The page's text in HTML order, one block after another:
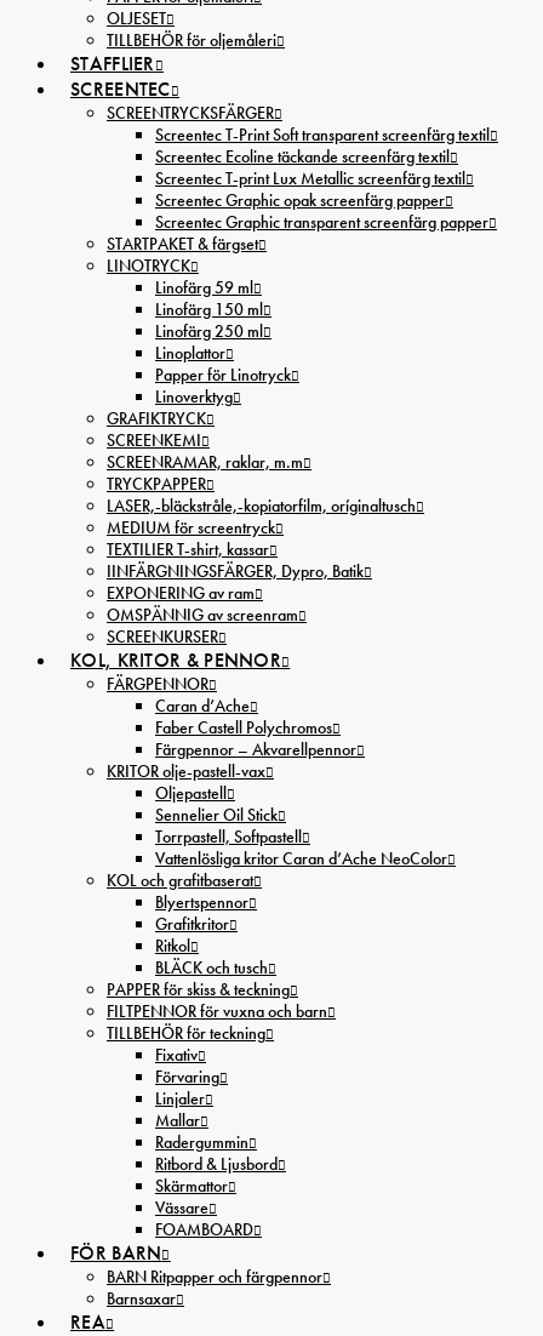
OLJESET
TILLBEHÖR för oljemåleri
STAFFLIER
SCREENTEC
SCREENTRYCKSFÄRGER
Screentec T-Print Soft transparent screenfärg textil
Screentec Ecoline täckande screenfärg textil
Screentec T-print Lux Metallic screenfärg textil
Screentec Graphic opak screenfärg papper
Screentec Graphic transparent screenfärg papper
STARTPAKET & färgset
LINOTRYCK
Linofärg 59 ml
Linofärg 150 ml
Linofärg 250 ml
Linoplattor
Papper för Linotryck
Linoverktyg
GRAFIKTRYCK
SCREENKEMI
SCREENRAMAR, raklar, m.m
TRYCKPAPPER
LASER,-bläckstråle,-kopiatorfilm, oríginaltusch
MEDIUM för screentryck
TEXTILIER T-shirt, kassar
IINFÄRGNINGSFÄRGER, Dypro, Batik
EXPONERING av ram
OMSPÄNNIG av screenram
SCREENKURSER
KOL, KRITOR & PENNOR
FÄRGPENNOR
Caran d’Ache
Faber Castell Polychromos
Färgpennor – Akvarellpennor
KRITOR olje-pastell-vax
Oljepastell
Sennelier Oil Stick
Torrpastell, Softpastell
Vattenlösliga kritor Caran d’Ache NeoColor
KOL och grafitbaserat
Blyertspennor
Grafitkritor
Ritkol
BLÄCK och tusch
PAPPER för skiss & teckning
FILTPENNOR för vuxna och barn
TILLBEHÖR för teckning
Fixativ
Förvaring
Linjaler
Mallar
Radergummin
Ritbord & Ljusbord
Skärmattor
Vässare
FOAMBOARD
FÖR BARN
BARN Ritpapper och färgpennor
Barnsaxar
REA